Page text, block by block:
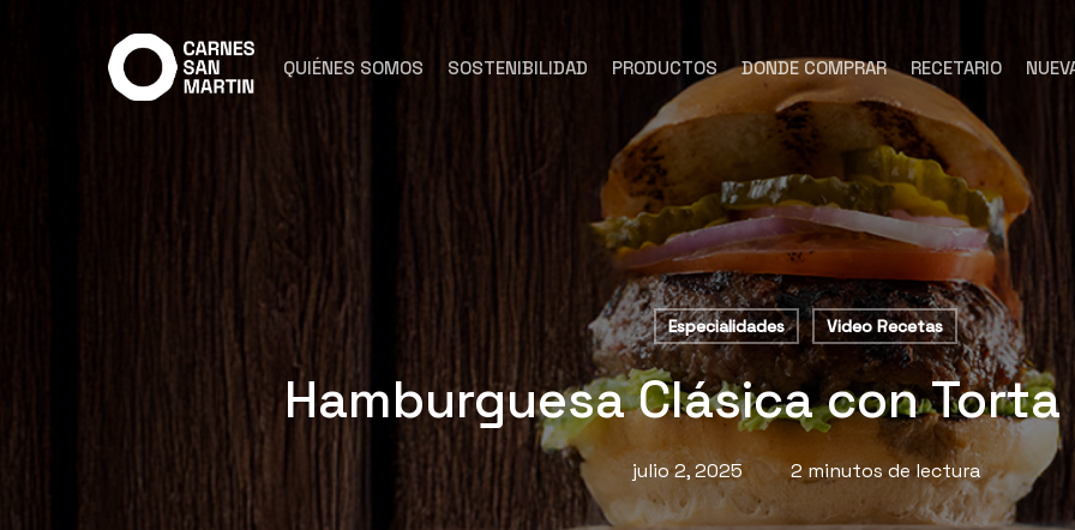
QUIÉNES SOMOS SOSTENIBILIDAD PRODUCTOS DONDE COMPRAR RECETARIO
Especialidades Video Recetas
Hamburguesa Clásica con
julio 2, 2025 2 minutos de lectura